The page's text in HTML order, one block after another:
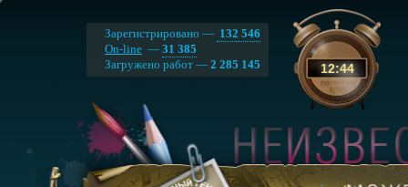
12:44
Зарегистрировано — 132 546
On-line — 31 385
Загружено работ — 2 285 145